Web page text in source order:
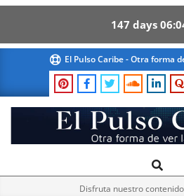
147 days 06
content
El Pulso Caribe - Otra forma
El
Pulso
Navigation
Search
Disfruta nuestro